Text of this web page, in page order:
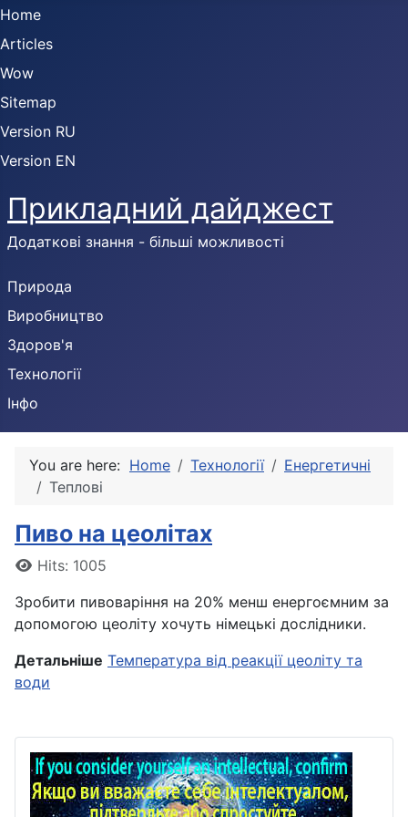
Home
Articles
Wow
Sitemap
Version RU
Version EN
Прикладний дайджест
Додаткові знання - більші можливості
Природа
Виробництво
Здоров'я
Технології
Інфо
You are here: Home Технології
Енергетичні
Теплові
Пиво на цеолітах
DetailsHits: 1005
Зробити пивоваріння на 20% менш енергоємним за
допомогою цеоліту хочуть німецькі дослідники.
Детальніше Температура від реакції цеоліту та
води